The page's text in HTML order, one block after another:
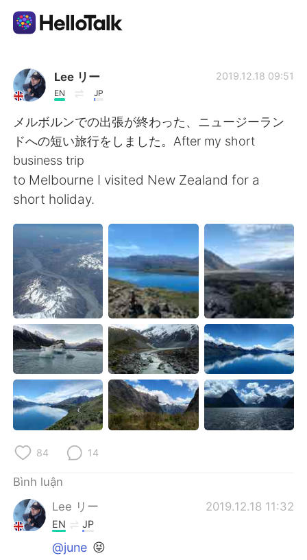
Ứng dụng trao đổi ngôn ngữ
AI Grammar Checker
Tiếng Việt
English
繁體中文 Español
العربية Français
Deutsch 日本語
한국어 Русский
ไทย Indonesia
Italiano Türkçe
Português
Lee リー
EN JP
2019.12.18 09:51
メルボルンでの出張が終わった、ニュージーラン
ドへの短い旅行をしました。After my short
business trip
to Melbourne I visited New Zealand for a
short holiday.
84 14
Bình luận
Lee リー
2019.12.18 11:32
EN JP
@june 😝